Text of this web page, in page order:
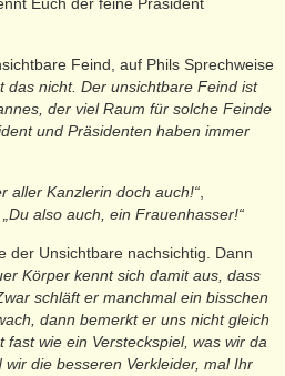
Feind, auf Phils Sprechweise
das nicht. Der unsichtbare Feind ist
der viel Raum für solche Feinde
und Präsidenten haben immer
aller Kanzlerin doch auch!“
„Du also auch, ein Frauenhasser!“
der Unsichtbare nachsichtig. Dann
Körper kennt sich damit aus, dass
schläft er manchmal ein bisschen
dann bemerkt er uns nicht gleich
wie ein Versteckspiel, was wir da
die besseren Verkleider, mal Ihr